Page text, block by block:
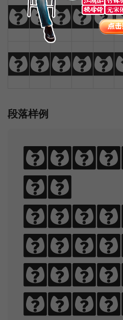
_+-={
:;"'<
段落样例
of
my